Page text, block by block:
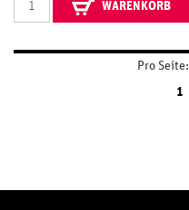
WARENKORB
Pro Seite:
1